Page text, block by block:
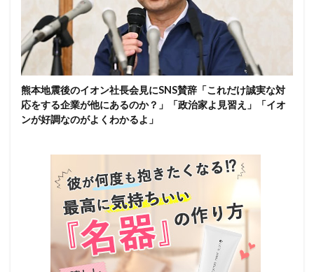
熊本地震後のイオン社長会見にSNS賛辞「これだけ誠実な対
応をする企業が他にあるのか？」「政治家よ見習え」「イオ
ンが好調なのがよくわかるよ」